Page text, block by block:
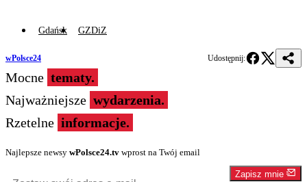
Gdańsk GZDiZ
wPolsce24 Udostępnij:
Mocne tematy.
Najważniejsze wydarzenia.
Rzetelne informacje.
Najlepsze newsy wPolsce24.tv wprost na Twój email
Zapisz mnie